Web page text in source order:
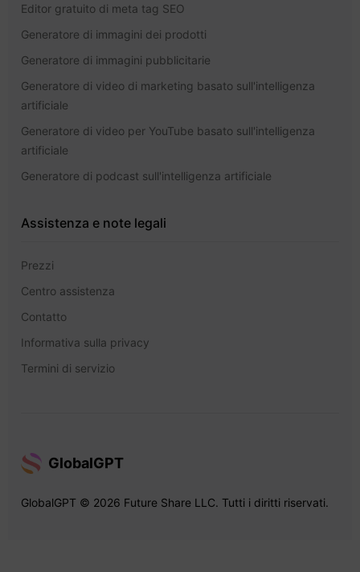
Editor gratuito di meta tag SEO
Generatore di immagini dei prodotti
Generatore di immagini pubblicitarie
Generatore di video di marketing basato sull'intelligenza
artificiale
Generatore di video per YouTube basato sull'intelligenza
artificiale
Generatore di podcast sull'intelligenza artificiale
Assistenza e note legali
Prezzi
Centro assistenza
Contatto
Informativa sulla privacy
Termini di servizio
GlobalGPT
GlobalGPT © 2026 Future Share LLC. Tutti i diritti riservati.